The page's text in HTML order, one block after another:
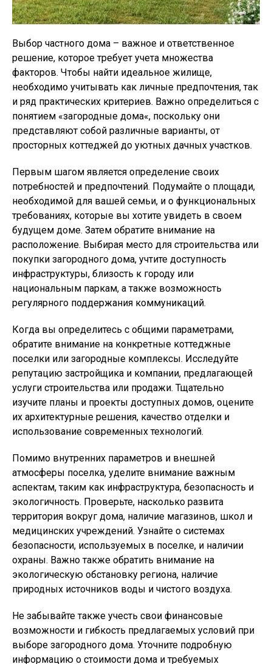
Выбор частного дома – важное и ответственное
решение, которое требует учета множества
факторов. Чтобы найти идеальное жилище,
необходимо учитывать как личные предпочтения, так
и ряд практических критериев. Важно определиться с
понятием «загородные дома«, поскольку они
представляют собой различные варианты, от
просторных коттеджей до уютных дачных участков.
Первым шагом является определение своих
потребностей и предпочтений. Подумайте о площади,
необходимой для вашей семьи, и о функциональных
требованиях, которые вы хотите увидеть в своем
будущем доме. Затем обратите внимание на
расположение. Выбирая место для строительства или
покупки загородного дома, учтите доступность
инфраструктуры, близость к городу или
национальным паркам, а также возможность
регулярного поддержания коммуникаций.
Когда вы определитесь с общими параметрами,
обратите внимание на конкретные коттеджные
поселки или загородные комплексы. Исследуйте
репутацию застройщика и компании, предлагающей
услуги строительства или продажи. Тщательно
изучите планы и проекты доступных домов, оцените
их архитектурные решения, качество отделки и
использование современных технологий.
Помимо внутренних параметров и внешней
атмосферы поселка, уделите внимание важным
аспектам, таким как инфраструктура, безопасность и
экологичность. Проверьте, насколько развита
территория вокруг дома, наличие магазинов, школ и
медицинских учреждений. Узнайте о системах
безопасности, используемых в поселке, и наличии
охраны. Важно также обратить внимание на
экологическую обстановку региона, наличие
природных источников воды и чистого воздуха.
Не забывайте также учесть свои финансовые
возможности и гибкость предлагаемых условий при
выборе загородного дома. Уточните подробную
информацию о стоимости дома и требуемых